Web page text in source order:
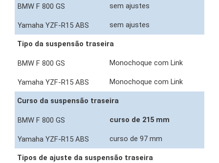
sem ajustes
sem ajustes
Tipo da suspensão traseira
Monochoque com Link
Monochoque com Link
Curso da suspensão traseira
curso de 215 mm
curso de 97 mm
Tipos de ajuste da suspensão traseira